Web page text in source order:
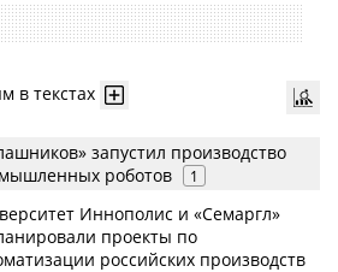
в текстах
запустил производство
роботов
1
Иннополис и «Семаргл»
проекты по
российских производств